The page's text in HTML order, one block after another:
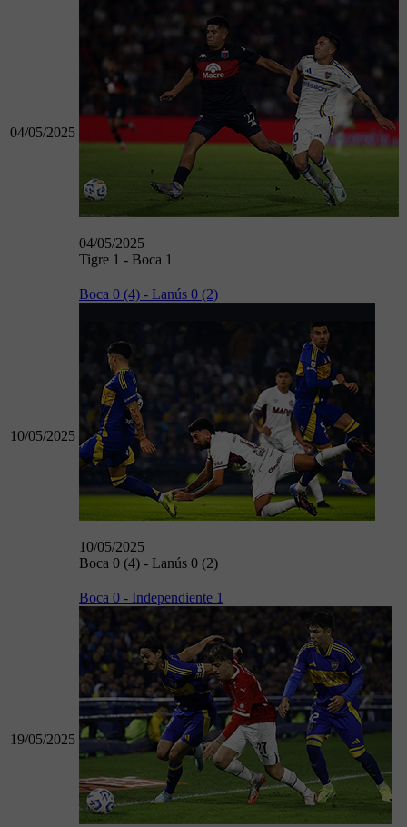
04/05/2025
04/05/2025
Tigre 1 - Boca 1
10/05/2025
Boca 0 (4) - Lanús 0 (2)
10/05/2025
Boca 0 (4) - Lanús 0 (2)
19/05/2025
Boca 0 - Independiente 1